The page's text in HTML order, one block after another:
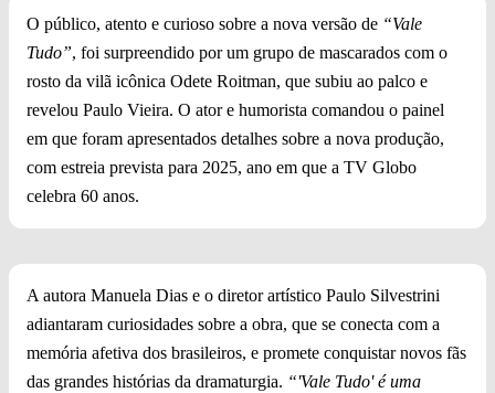
O público, atento e curioso sobre a nova versão de “Vale
Tudo”, foi surpreendido por um grupo de mascarados com o
rosto da vilã icônica Odete Roitman, que subiu ao palco e
revelou Paulo Vieira. O ator e humorista comandou o painel
em que foram apresentados detalhes sobre a nova produção,
com estreia prevista para 2025, ano em que a TV Globo
celebra 60 anos.
A autora Manuela Dias e o diretor artístico Paulo Silvestrini
adiantaram curiosidades sobre a obra, que se conecta com a
memória afetiva dos brasileiros, e promete conquistar novos fãs
das grandes histórias da dramaturgia. “'Vale Tudo' é uma